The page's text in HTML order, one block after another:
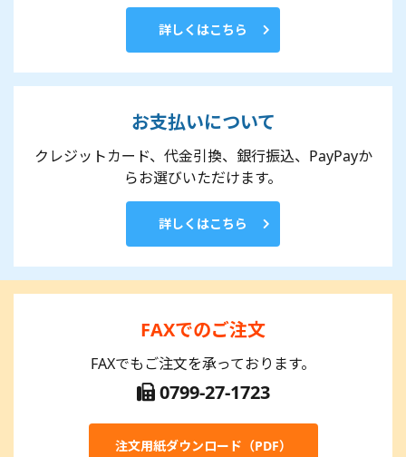
詳しくはこちら
お支払いについて
クレジットカード、代金引換、銀行振込、PayPayか
らお選びいただけます。
詳しくはこちら
FAXでのご注文
FAXでもご注文を承っております。
0799-27-1723
注文用紙ダウンロード（PDF）